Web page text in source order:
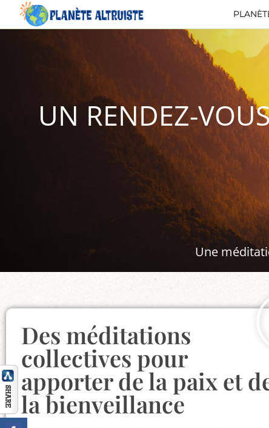
UN RENDEZ-
Une
Des méditations
collectives pour
apporter de la paix et
la bienveillance